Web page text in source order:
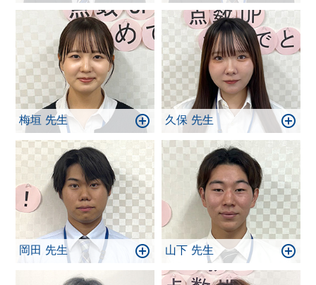
梅垣 先生 久保 先生
岡田 先生 山下 先生